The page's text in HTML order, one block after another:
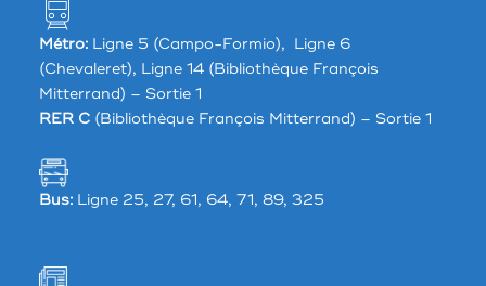
Métro:Ligne 5 (Campo-Formio), Ligne 6
(Chevaleret), Ligne 14 (Bibliothèque François
Mitterrand) – Sortie 1
RER C(Bibliothèque François Mitterrand) – Sortie 1
Bus:Ligne 25, 27, 61, 64, 71, 89, 325